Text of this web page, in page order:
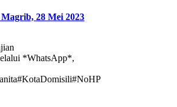
28 Mei 2023
*WhatsApp*,